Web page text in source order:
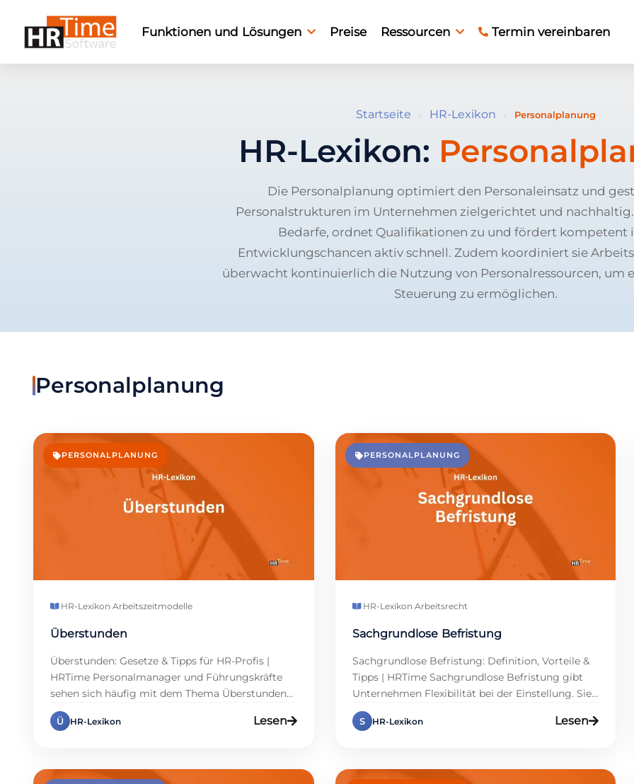
Funktionen und Lösungen Preise Ressourcen Termin vereinbaren
Startseite › HR-Lexikon › Personalplanung
HR-Lexikon:
Die Personalplanung optimiert den Personaleinsatz und
Personalstrukturen im Unternehmen zielgerichtet und nachhaltig.
Bedarfe, ordnet Qualifikationen zu und fördert kompetent
Entwicklungschancen aktiv schnell. Zudem koordiniert sie
überwacht kontinuierlich die Nutzung von Personalressourcen, um
Steuerung zu ermöglichen.
Personalplanung
PERSONALPLANUNG
HR-Lexikon·Arbeitszeitmodelle
Überstunden
Überstunden: Gesetze & Tipps für HR-Profis |
HRTime Personalmanager und Führungskräfte
sehen sich häufig mit dem Thema Überstunden
konfrontiert. In dynamischen Unternehmen
entstehen regelmäßig Zusatzstunden, um
Wesentlichen handelt es sich um Arbeitszeit, die
Ü HR-Lexikon Lesen
PERSONALPLANUNG
HR-Lexikon·Arbeitsrecht
Sachgrundlose Befristung
Sachgrundlose Befristung: Definition, Vorteile &
Tipps | HRTime Sachgrundlose Befristung gibt
Unternehmen Flexibilität bei der Einstellung. Sie
erlaubt Arbeitsverträge ohne speziellen Grund zu
begrenzen. Viele Personalmanager nutzen das für
Missbrauch. So bleibt es ein Win-Win für beide
S HR-Lexikon Lesen